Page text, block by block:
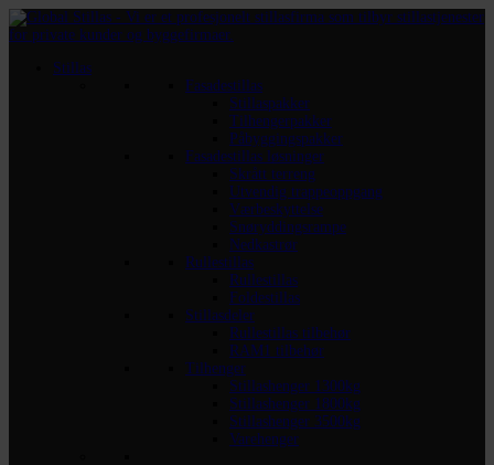
Stillas
Fasadestillas
Stillaspakker
Tilhengerpakker
Påbyggingspakker
Fasadestillas løsninger
Skrått terreng
Utvendig trappeoppgang
Værbeskyttelse
Snøryddingsrampe
Nedkastrør
Rullestillas
Rullestillas
Foldestillas
Stillasdeler
Rullestillas tilbehør
RAM1 tilbehør
Tilhenger
Stillashenger 1300kg
Stillashenger 1800kg
Stillashenger 3500kg
Varehenger